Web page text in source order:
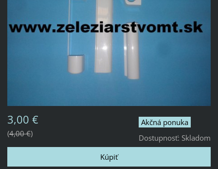
Akčná ponuka
Dostupnosť: Skladom
3,00 €
4,00 €